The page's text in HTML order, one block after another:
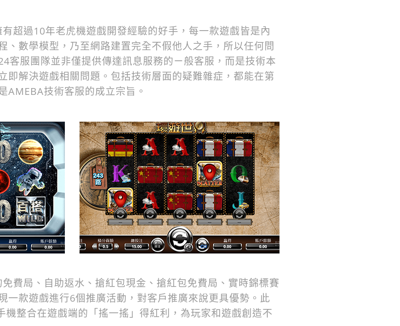
超過10年老虎機遊戲開發經驗的好手，每一款遊戲皆是內
、數學模型，乃至網路建置完全不假他人之手，所以任何問
客服團隊並非僅提供傳達訊息服務的ㄧ般客服，而是技術本
即解決遊戲相關問題。包括技術層面的疑難雜症，都能在第
AMEBA技術客服的成立宗旨。
費局、自助返水、搶紅包現金、搶紅包免費局、實時錦標賽
一款遊戲進行6個推廣活動，對客戶推廣來說更具優勢。此
機整合在遊戲端的「搖一搖」得紅利，為玩家和遊戲創造不